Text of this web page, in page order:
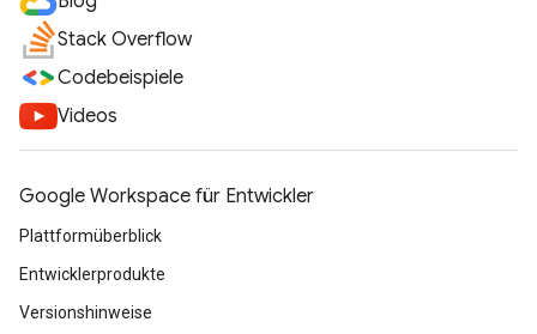
Stack Overflow
Codebeispiele
Videos
Google Workspace für Entwickler
Plattformüberblick
Entwicklerprodukte
Versionshinweise